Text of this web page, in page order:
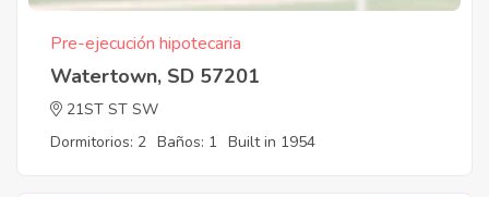
Pre-ejecución hipotecaria
Watertown, SD 57201
21ST ST SW
Dormitorios: 2 Baños: 1 Built in 1954